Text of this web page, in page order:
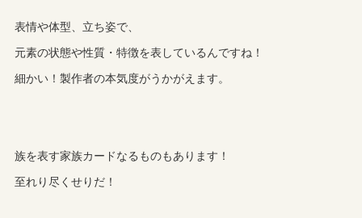
表情や体型、立ち姿で、
元素の状態や性質・特徴を表しているんですね！
細かい！製作者の本気度がうかがえます。
族を表す家族カードなるものもあります！
至れり尽くせりだ！